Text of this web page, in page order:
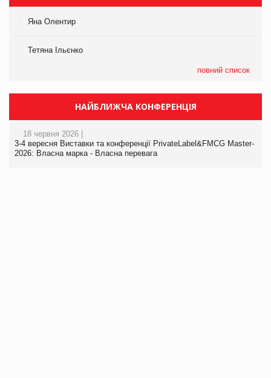
Яна Олентир
Тетяна Ільєнко
повний список
НАЙБЛИЖЧА КОНФЕРЕНЦІЯ
18 червня 2026 |
3-4 вересня Виставки та конференції PrivateLabel&FMCG Master-
2026: Власна марка - Власна перевага